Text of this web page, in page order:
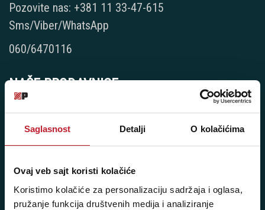
Saglasnost Detalji O kolačićima
Ovaj veb sajt koristi kolačiće
Koristimo kolačiće za personalizaciju sadržaja i oglasa,
pružanje funkcija društvenih medija i analiziranje
Pozovite nas: +381 11 33-47-615
Sms/Viber/WhatsApp
060/6470116
NAŠE PRODAVNICE
Beograd - Svetogorska 9
Telefoni:
+381 11 3347 615
+381 11 3347 883